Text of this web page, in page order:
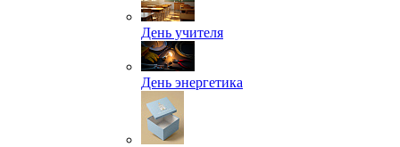
День учителя
День энергетика